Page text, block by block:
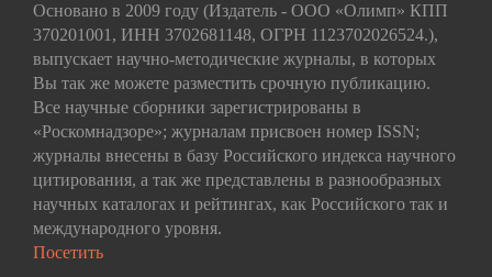
Основано в 2009 году (Издатель - ООО «Олимп» КПП
370201001, ИНН 3702681148, ОГРН 1123702026524.),
выпускает научно-методические журналы, в которых
Вы так же можете разместить срочную публикацию.
Все научные сборники зарегистрированы в
«Роскомнадзоре»; журналам присвоен номер ISSN;
журналы внесены в базу Российского индекса научного
цитирования, а так же представлены в разнообразных
научных каталогах и рейтингах, как Российского так и
международного уровня.
Посетить